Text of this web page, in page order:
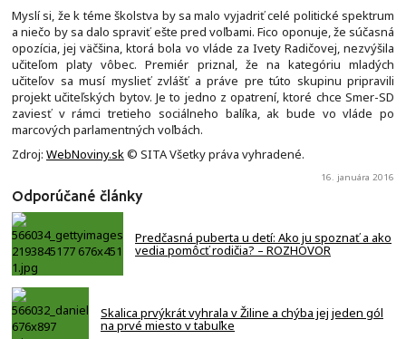
Myslí si, že k téme školstva by sa malo vyjadriť celé politické spektrum
a niečo by sa dalo spraviť ešte pred voľbami. Fico oponuje, že súčasná
opozícia, jej väčšina, ktorá bola vo vláde za Ivety Radičovej, nezvýšila
učiteľom platy vôbec. Premiér priznal, že na kategóriu mladých
učiteľov sa musí myslieť zvlášť a práve pre túto skupinu pripravili
projekt učiteľských bytov. Je to jedno z opatrení, ktoré chce Smer-SD
zaviesť v rámci tretieho sociálneho balíka, ak bude vo vláde po
marcových parlamentných voľbách.
Zdroj: WebNoviny.sk© SITA Všetky práva vyhradené.
16. januára 2016
Odporúčané články
Predčasná puberta u detí: Ako ju spoznať a ako
vedia pomôcť rodičia? – ROZHOVOR
Skalica prvýkrát vyhrala v Žiline a chýba jej jeden gól
na prvé miesto v tabuľke